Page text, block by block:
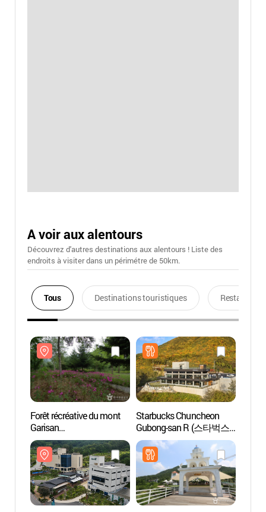
A voir aux alentours
Découvrez d'autres destinations aux alentours ! Liste des
endroits à visiter dans un périmétre de 50km.
Tous Destinations touristiques Restaurants
Forêt récréative du mont
Garisan
(가리산자연휴양림)
Starbucks Chuncheon
Gubong-san R (스타벅스
춘천구봉산R점)